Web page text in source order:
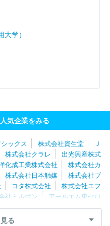
学）
気企業をみる
ックス 株式会社資生堂
Ｊ
株式会社クラレ
出光興産株式
化成工業株式会社
株式会社カ
株式会社日本触媒
株式会社ブ
コタ株式会社
株式会社エフ
社ミルボン
アールエム東セロ
日本ゼオン株式会社
株式
越化学工業株式会社
株式会社
る